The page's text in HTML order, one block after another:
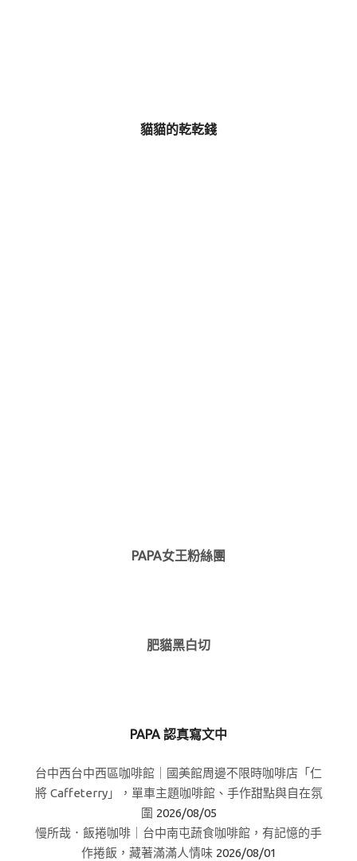
貓貓的乾乾錢
PAPA女王粉絲團
肥貓黑白切
PAPA 認真寫文中
台中西台中西區咖啡館｜國美館周邊不限時咖啡店「仁
將 Caffeterry」，單車主題咖啡館、手作甜點與自在氛
圍 2026/08/05
慢所哉．飯捲咖啡｜台中南屯蔬食咖啡館，有記憶的手
作捲飯，藏著滿滿人情味 2026/08/01